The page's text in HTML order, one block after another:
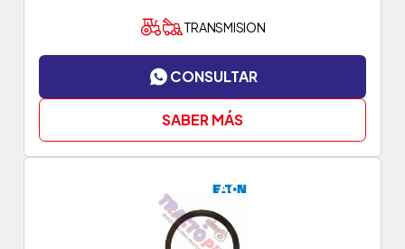
TRANSMISION
CONSULTAR
SABER MÁS